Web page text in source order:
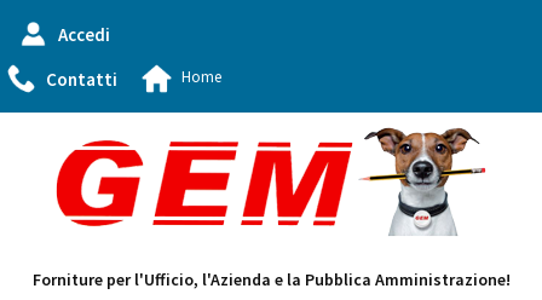
Accedi
Contatti
Home
Forniture per l'Ufficio, l'Azienda e la Pubblica Amministrazione!